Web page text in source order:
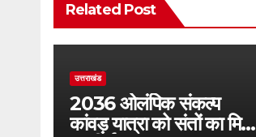
Related Post
उत्तराखंड
2036 ओलंपिक संकल्प
कांवड़ यात्रा को संतों का मिला